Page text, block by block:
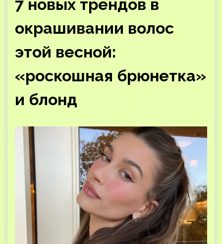
7 новых трендов в
окрашивании волос
этой весной:
«роскошная брюнетка»
и блонд